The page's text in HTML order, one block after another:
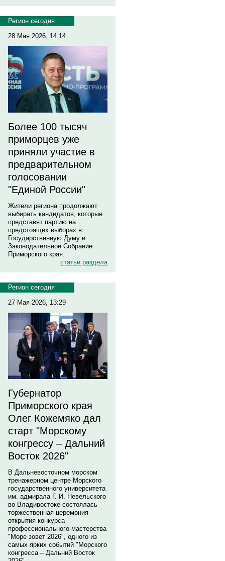
Регион сегодня
28 Мая 2026, 14:14
Более 100 тысяч
приморцев уже
приняли участие в
предварительном
голосовании
"Единой России"
Жители региона продолжают
выбирать кандидатов, которые
представят партию на
предстоящих выборах в
Государственную Думу и
Законодательное Собрание
Приморского края.
статьи раздела
Регион сегодня
27 Мая 2026, 13:29
Губернатор
Приморского края
Олег Кожемяко дал
старт "Морскому
конгрессу – Дальний
Восток 2026"
В Дальневосточном морском
тренажерном центре Морского
государственного университета
им. адмирала Г. И. Невельского
во Владивостоке состоялась
торжественная церемония
открытия конкурса
профессионального мастерства
"Море зовет 2026", одного из
самых ярких событий "Морского
конгресса – Дальний Восток